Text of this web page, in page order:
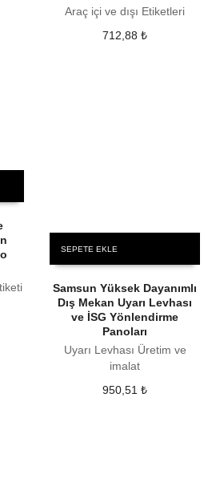
Araç içi ve dışı Etiketleri
712,88₺
SEPETE EKLE
Samsun Yüksek Dayanımlı
Dış Mekan Uyarı Levhası
ve İSG Yönlendirme
Panoları
Uyarı Levhası Üretim ve
imalat
950,51₺